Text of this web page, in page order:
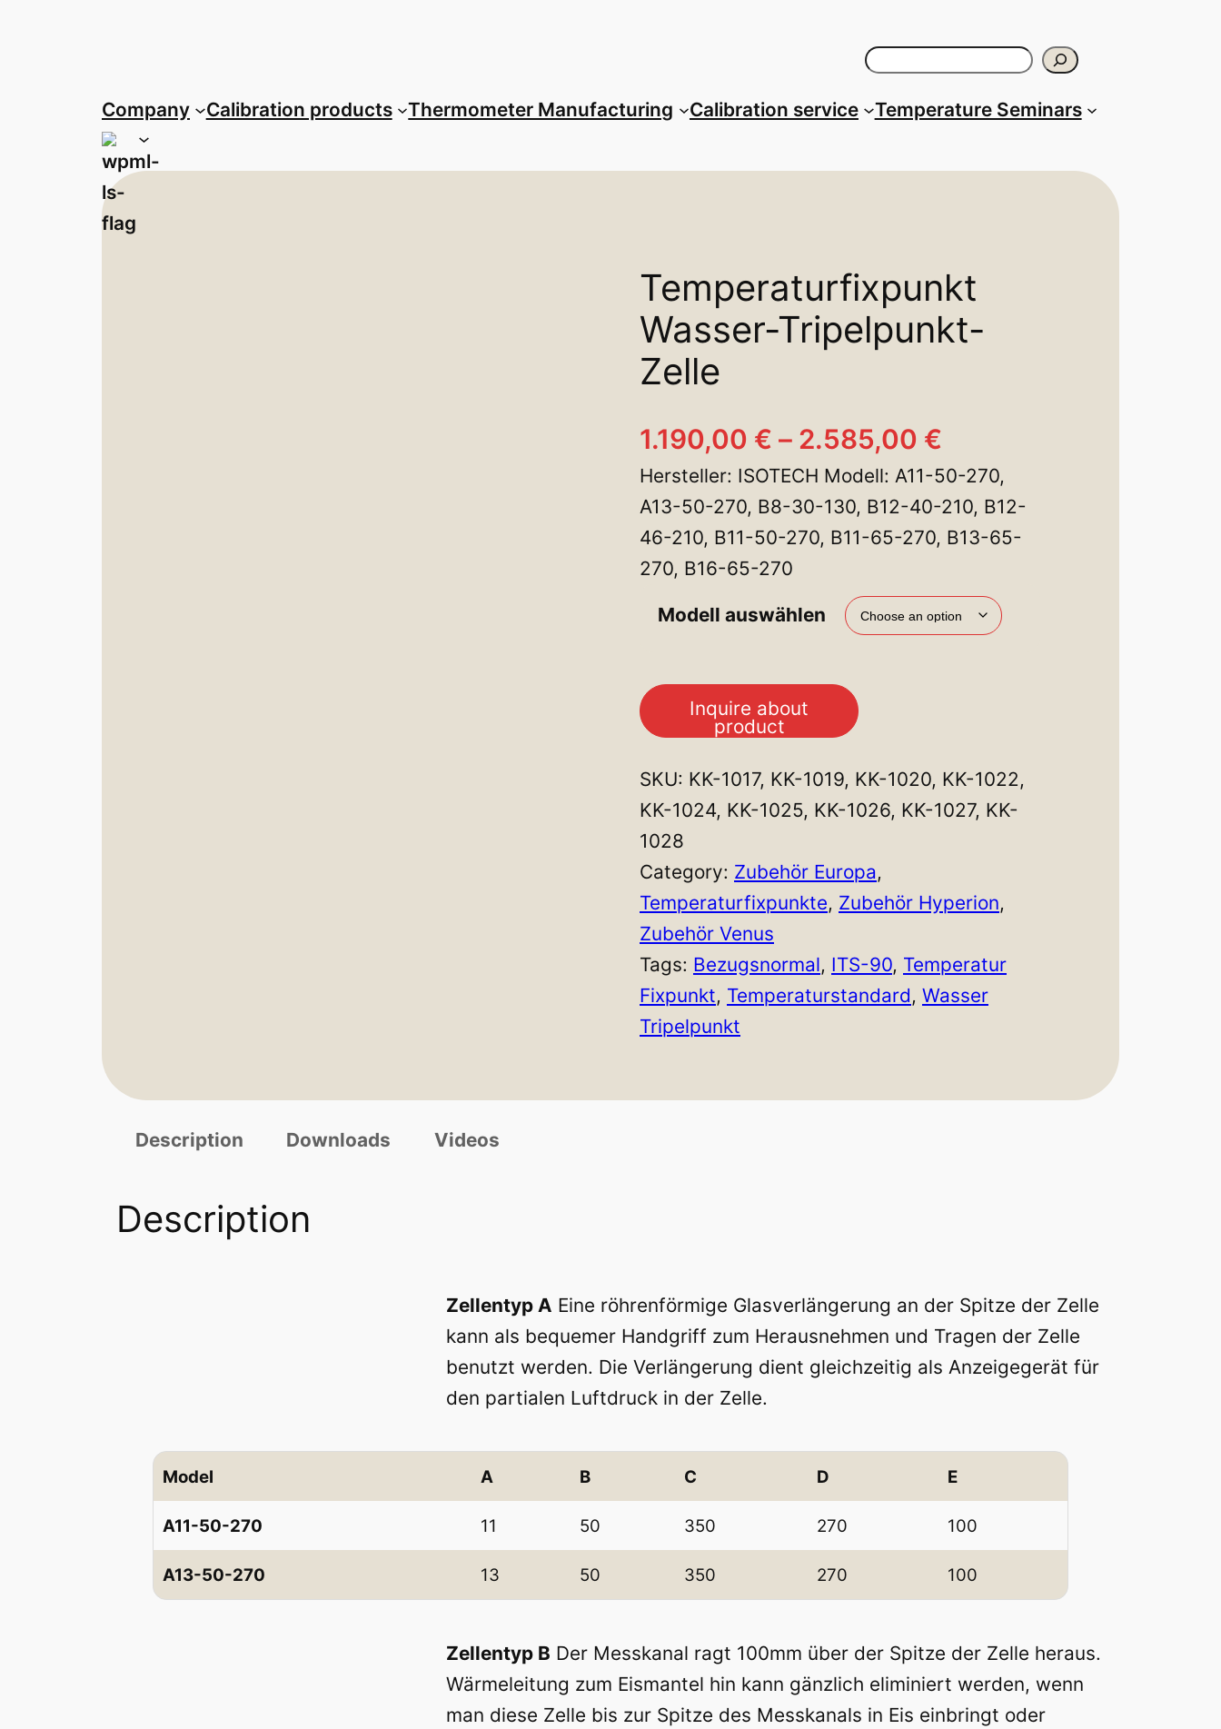
Search
Company Calibration products Thermometer Manufacturing Calibration service Temperature Seminars
Temperaturfixpunkt
Wasser-Tripelpunkt-
Zelle
1.190,00 € – 2.585,00 €
r
i
e
g
1
.
1
0
€
t
o
u
g
2
.
Hersteller: ISOTECH Modell: A11-50-270,
A13-50-270, B8-30-130, B12-40-210, B12-
46-210, B11-50-270, B11-65-270, B13-65-
270, B16-65-270
Modell auswählen
Inquire about
product
SKU: KK-1017, KK-1019, KK-1020, KK-1022,
KK-1024, KK-1025, KK-1026, KK-1027, KK-
1028
Category: Zubehör Europa
Temperaturfixpunkte, Zubehör Hyperion
Zubehör Venus
Tags: Bezugsnormal, ITS-90, Temperatur
Fixpunkt, Temperaturstandard, Wasser
Tripelpunkt
Description Downloads Videos
Description
Zellentyp A Eine röhrenförmige Glasverlängerung an der Spitze der Zelle
kann als bequemer Handgriff zum Herausnehmen und Tragen der Zelle
benutzt werden. Die Verlängerung dient gleichzeitig als Anzeigegerät für
den partialen Luftdruck in der Zelle.
Model A B C D E
A11-50-270 11 50 350 270 100
A13-50-270 13 50 350 270 100
Zellentyp B Der Messkanal ragt 100mm über der Spitze der Zelle heraus.
Wärmeleitung zum Eismantel hin kann gänzlich eliminiert werden, wenn
man diese Zelle bis zur Spitze des Messkanals in Eis einbringt oder